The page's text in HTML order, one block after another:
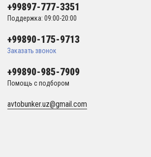
+99897-777-3351
Поддержка: 09:00-20:00
+99890-175-9713
Заказать звонок
+99890-985-7909
Помощь с подбором
avtobunker.uz@gmail.com